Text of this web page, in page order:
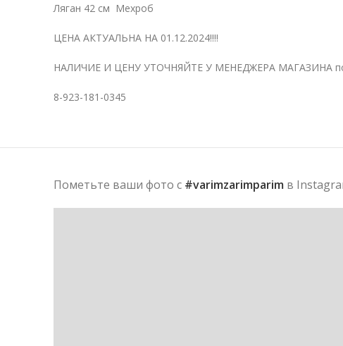
Ляган 42 см Мехроб
ЦЕНА АКТУАЛЬНА НА 01.12.2024!!!!
НАЛИЧИЕ И ЦЕНУ УТОЧНЯЙТЕ У МЕНЕДЖЕРА МАГАЗИНА
8-923-181-0345
Пометьте ваши фото с #varimzarimparim в